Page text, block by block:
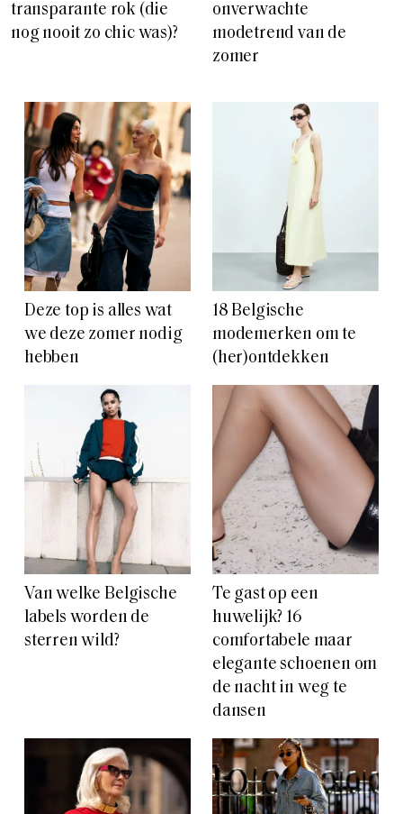
transparante rok (die
nog nooit zo chic was)?
onverwachte
modetrend van de
zomer
Deze top is alles wat
we deze zomer nodig
hebben
18 Belgische
modemerken om te
(her)ontdekken
Van welke Belgische
labels worden de
sterren wild?
Te gast op een
huwelijk? 16
comfortabele maar
elegante schoenen om
de nacht in weg te
dansen